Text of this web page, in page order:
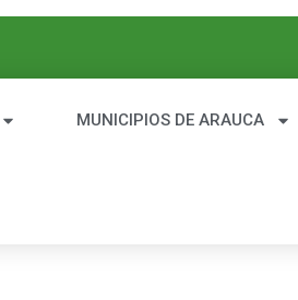
MUNICIPIOS DE ARAUCA